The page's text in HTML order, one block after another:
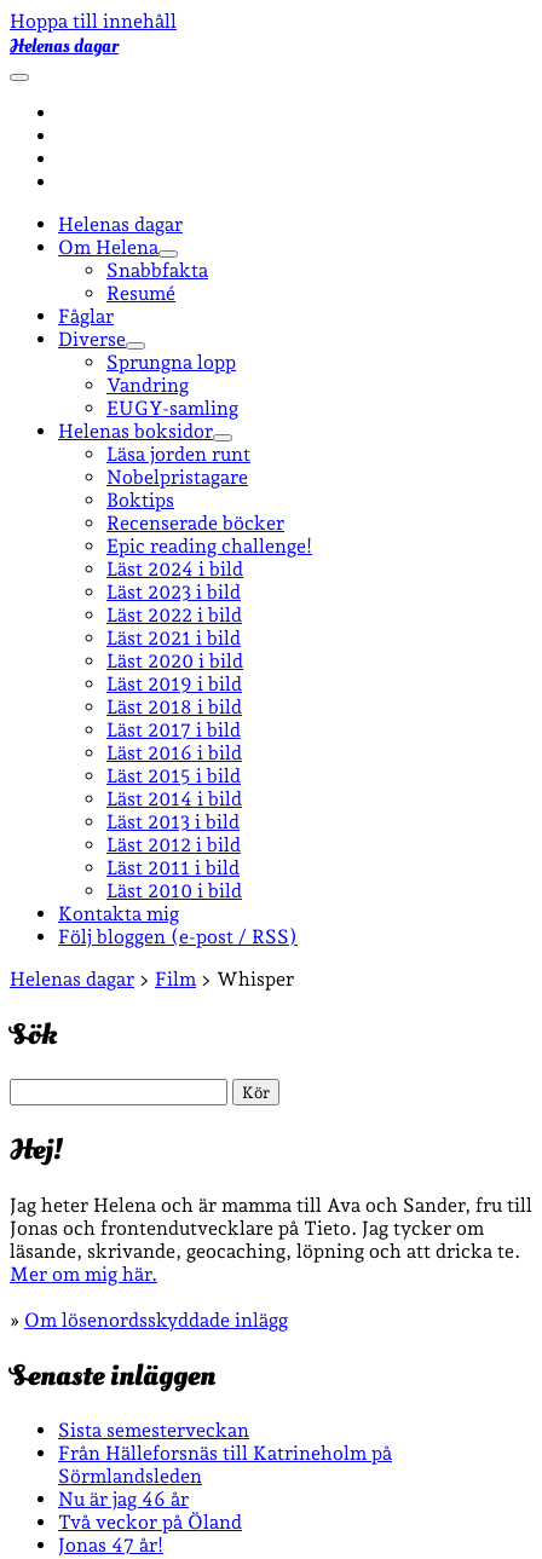
Hoppa till innehåll
Helenas dagar
öppna
Helenas dagar
Om Helena
öppna
undermeny
Snabbfakta
Resumé
Fåglar
Diverse
öppna
undermeny
Sprungna lopp
Vandring
EUGY-samling
Helenas boksidor
öppna
undermeny
Läsa jorden runt
Nobelpristagare
Boktips
Recenserade böcker
Epic reading challenge!
Läst 2024 i bild
Läst 2023 i bild
Läst 2022 i bild
Läst 2021 i bild
Läst 2020 i bild
Läst 2019 i bild
Läst 2018 i bild
Läst 2017 i bild
Läst 2016 i bild
Läst 2015 i bild
Läst 2014 i bild
Läst 2013 i bild
Läst 2012 i bild
Läst 2011 i bild
Läst 2010 i bild
Kontakta mig
Följ bloggen (e-post / RSS)
Sidopanel
Helenas dagar > Film > Whisper
Sök
Hej!
Jag heter Helena och är mamma till Ava och Sander, fru till
Jonas och frontendutvecklare på Tieto. Jag tycker om
läsande, skrivande, geocaching, löpning och att dricka te.
Mer om mig här.
» Om lösenordsskyddade inlägg
Senaste inläggen
Sista semesterveckan
Från Hälleforsnäs till Katrineholm på
Sörmlandsleden
Nu är jag 46 år
Två veckor på Öland
Jonas 47 år!